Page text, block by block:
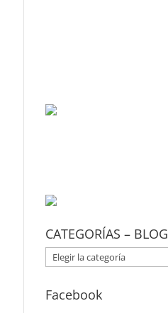
CATEGORÍAS – BLOG
CATEGORÍAS
–
BLOG
Facebook